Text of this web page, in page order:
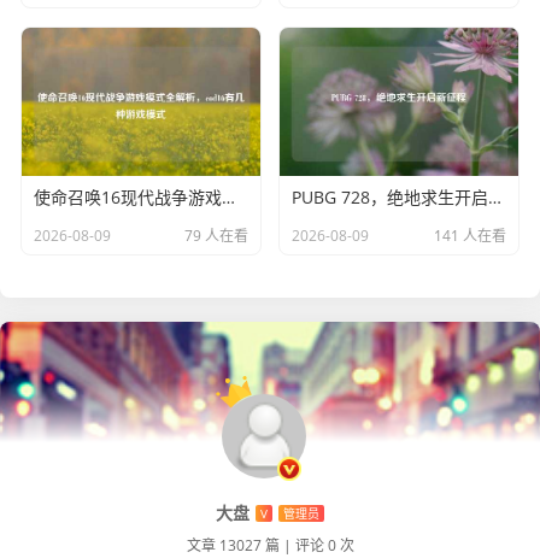
使命召唤16现代战争游戏模式全解析，cod16有几种游戏模式
2026-08-09 79 人在看
PUBG 728，绝地求生开启新征程
2026-08-09 141 人在看
大盘 V 管理员
文章 13027 篇 | 评论 0 次